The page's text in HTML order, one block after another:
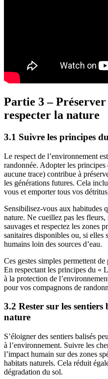
Partie 3 –
respecter la nature
3.1 Suivre les principes
Le respect de l’environnement
randonnée. Adopter les
aucune trace) contribue à
les générations futures. Cela
vous et emporter tous vos
Sensibilisez-vous aux habitudes
nature. Ne cueillez pas les
sauvages et respectez les zones
sanitaires disponibles ou, si elles
humains loin des sources d’eau.
Ces gestes simples permettent
En respectant les principes du «
à la protection de
pour vos compagnons de
3.2 Rester sur les
nature
S’éloigner des sentiers balisés
à l’environnement. Suivre les
l’impact humain sur des zones
habitats naturels. Cela réduit
dégradation du sol.